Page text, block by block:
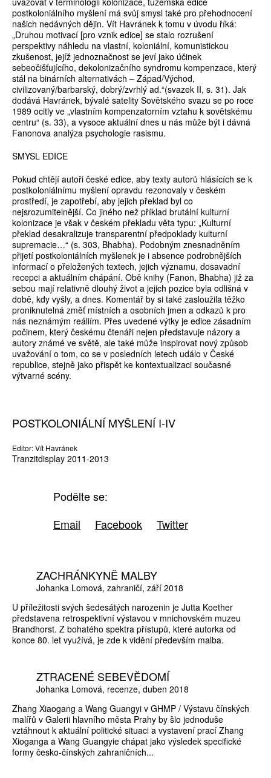
postkoloniálního myšlení má svůj smysl také pro přehodnocení
našich nedávných dějin. Vít Havránek k tomu v úvodu říká:
„Druhou motivací [pro vznik edice] se stalo rozrušení
perspektivy náhledu na vlastní, koloniální, komunistickou
zkušenost, jejíž jednoznačnost se jeví jako účinek
sebeočišťujícího, dekolonizačního syndromu kompenzace, který
stál na binárních alternativách – Západ/Východ,
civilizovaný/barbarský, dobrý/zvrhlý ad.“(svazek II, s. 31). Jak
dodává Havránek, bývalé satelity Sovětského svazu se po roce
1989 ocitly ve „vlastním kompenzatorním vztahu k sovětskému
centru“ (s. 33), a vysoce aktuální dnes u nás může být i dávná
Fanonova analýza psychologie rasismu.
SMYSL EDICE
Pokud chtějí autoři české edice, aby texty autorů hlásících se k
postkoloniálnímu myšlení opravdu rezonovaly v českém
prostředí, je zapotřebí, aby jejich překlad byl co
nejsrozumitelnější. Co jiného než příklad brutální kulturní
kolonizace je však v českém překladu věta typu: „Kulturní
překlad desakralizuje transparentní předpoklady kulturní
supremacie…“ (s. 303, Bhabha). Podobným znesnadněním
přijetí postkoloniálních myšlenek je i absence podrobnějších
informací o přeložených textech, jejich významu, dosavadní
recepci a aktuálním chápání. Obě knihy (Fanon, Bhabha) již za
sebou mají relativně dlouhý život a jejich pozice byla odlišná v
době, kdy vyšly, a dnes. Komentář by si také zasloužila těžko
proniknutelná změť místních a osobních jmen a odkazů k pro
nás neznámým reáliím. Přes uvedené výtky je edice zásadním
počinem, který českému čtenáři nejen představuje názory a
autory známé ve světě, ale také může inspirovat nový způsob
uvažování o tom, co se v posledních letech událo v České
republice, stejně jako přispět ke kontextualizaci současné
výtvarné scény.
POSTKOLONIÁLNÍ MYŠLENÍ I-IV
Editor: Vít Havránek
Tranzitdisplay 2011-2013
Podělte se:
Email
Facebook Twitter
ZACHRÁNKYNĚ MALBY
Johanka Lomová zahraničí září 2018
U příležitosti svých šedesátých narozenin je Jutta Koether
představena retrospektivní výstavou v mnichovském muzeu
Brandhorst. Z bohatého spektra přístupů, které autorka od
konce 80. let využívá, je zde k vidění především malba.
ZTRACENÉ SEBEVĚDOMÍ
Johanka Lomová recenze duben 2018
Zhang Xiaogang a Wang Guangyi v GHMP / Výstavu čínských
malířů v Galerii hlavního města Prahy by šlo jednoduše
vztáhnout k aktuální politické situaci a vystavení prací Zhang
Xioganga a Wang Guangyie chápat jako výsledek specifické
formy česko-čínských zahraničních...